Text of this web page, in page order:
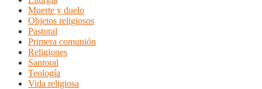
Muerte y duelo
Objetos religiosos
Pastoral
Primera comunión
Religiones
Santoral
Teología
Vida religiosa